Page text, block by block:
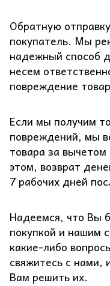
Обратную
покупатель. Мы
надежный способ
несем
повреждение
Если мы получим
повреждений, мы
товара за
этом, возврат
7 рабочих дней
Надеемся, что Вы
покупкой и нашим
какие-либо
свяжитесь с
Вам решить их.